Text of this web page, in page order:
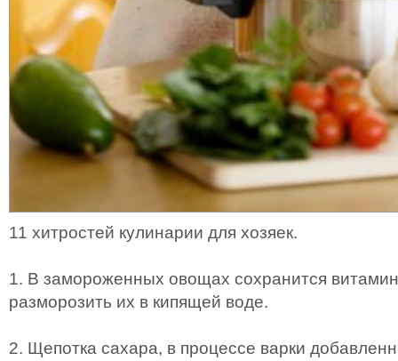
11 хитростей кулинарии для хозяек.
1. В замороженных овощах сохранится
разморозить их в кипящей воде.
2. Щепотка сахара, в процессе варки